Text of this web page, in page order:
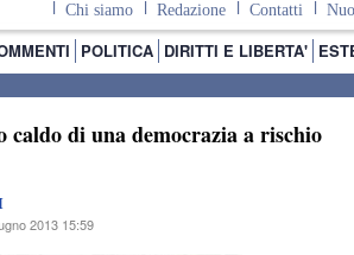
Chi siamo Redazione Contatti
POLITICA DIRITTI E LIBERTA'
caldo di una democrazia a rischio
2013 15:59